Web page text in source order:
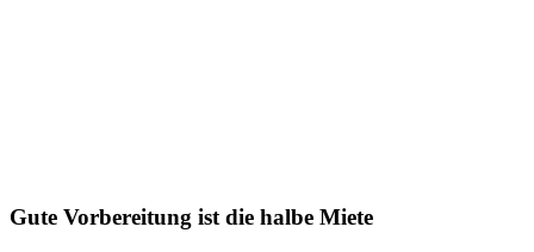
Gute Vorbereitung ist die halbe Miete